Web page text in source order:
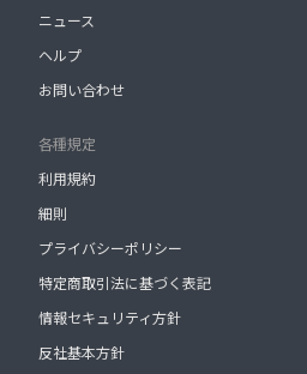
ニュース
ヘルプ
お問い合わせ
各種規定
利用規約
細則
プライバシーポリシー
特定商取引法に基づく表記
情報セキュリティ方針
反社基本方針